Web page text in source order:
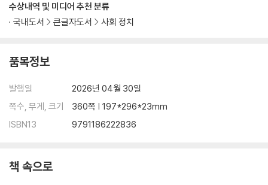
수상내역 및 미디어 추천 분류
국내도서
큰글자도서 사회 정치
품목정보
발행일
2026년 04월 30일
쪽수, 무게, 크기
360쪽 | 197*296*23mm
ISBN13
9791186222836
책 속으로